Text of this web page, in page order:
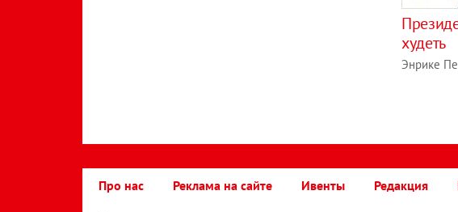
худеть
Энрике
Про нас Реклама на сайте Ивенты Редакция